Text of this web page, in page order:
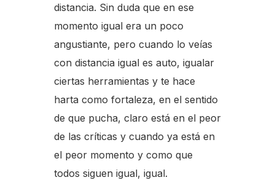
distancia. Sin duda que en ese
momento igual era un poco
angustiante, pero cuando lo veías
con distancia igual es auto, igualar
ciertas herramientas y te hace
harta como fortaleza, en el sentido
de que pucha, claro está en el peor
de las críticas y cuando ya está en
el peor momento y como que
todos siguen igual, igual.